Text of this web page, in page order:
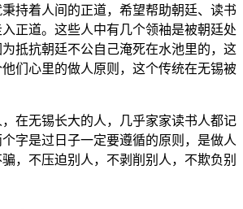
持着人间的正道，希望帮助朝廷、读书
正道。这些人中有几个领袖是被朝廷处
抵抗朝廷不公自己淹死在水池里的，这
们心里的做人原则，这个传统在无锡被
在无锡长大的人，几乎家家读书人都记
字是过日子一定要遵循的原则，是做人
，不压迫别人，不剥削别人，不欺负别